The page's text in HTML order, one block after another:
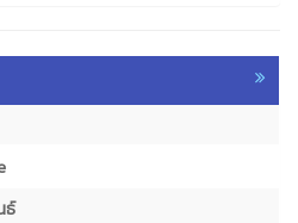
ธ์